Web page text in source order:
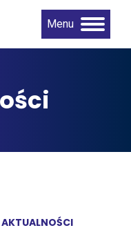
Menu
AKTUALNOŚCI